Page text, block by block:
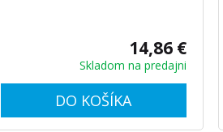
14,86 €
Skladom na predajni
DO KOŠÍKA